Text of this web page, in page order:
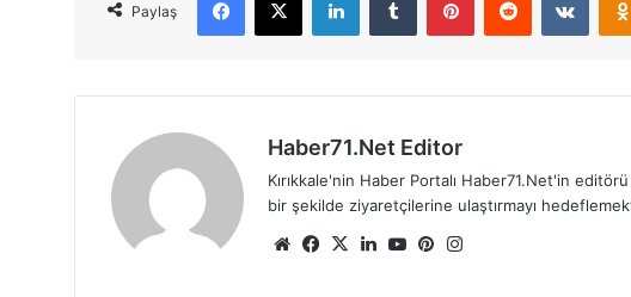
Paylaş
Haber71.Net Editor
Kırıkkale'nin Haber Portalı Haber71.Net'in
bir şekilde ziyaretçilerine ulaştırmayı
We Fa
X
Lin Yo Pin